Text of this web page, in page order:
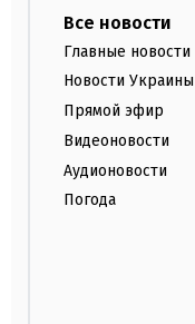
Все новости
Главные новости
Новости Украины
Прямой эфир
Видеоновости
Аудионовости
Погода